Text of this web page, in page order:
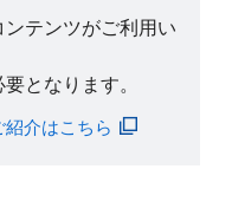
テンツがご利用い
要となります。
介はこちら